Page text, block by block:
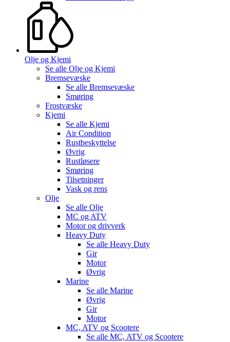
Olje og Kjemi
Se alle Olje og Kjemi
Bremsevæske
Se alle Bremsevæske
Smøring
Frostvæske
Kjemi
Se alle Kjemi
Air Condition
Rustbeskyttelse
Øvrig
Rustløsere
Smøring
Tilsetninger
Vask og rens
Olje
Se alle Olje
MC og ATV
Motor og drivverk
Heavy Duty
Se alle Heavy Duty
Gir
Motor
Øvrig
Marine
Se alle Marine
Øvrig
Gir
Motor
MC, ATV og Scootere
Se alle MC, ATV og Scootere